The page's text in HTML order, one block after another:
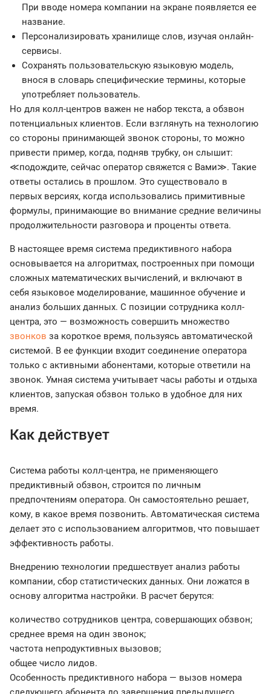
При вводе номера компании на экране появляется ее
название.
Персонализировать хранилище слов, изучая онлайн-
сервисы.
Сохранять пользовательскую языковую модель,
внося в словарь специфические термины, которые
употребляет пользователь.
Но для колл-центров важен не набор текста, а обзвон
потенциальных клиентов. Если взглянуть на технологию
со стороны принимающей звонок стороны, то можно
привести пример, когда, подняв трубку, он слышит:
≪подождите, сейчас оператор свяжется с Вами≫. Такие
ответы остались в прошлом. Это существовало в
первых версиях, когда использовались примитивные
формулы, принимающие во внимание средние величины
продолжительности разговора и проценты ответа.
В настоящее время система предиктивного набора
основывается на алгоритмах, построенных при помощи
сложных математических вычислений, и включают в
себя языковое моделирование, машинное обучение и
анализ больших данных. С позиции сотрудника колл-
центра, это — возможность совершить множество
звонков за короткое время, пользуясь автоматической
системой. В ее функции входит соединение оператора
только с активными абонентами, которые ответили на
звонок. Умная система учитывает часы работы и отдыха
клиентов, запуская обзвон только в удобное для них
время.
Как действует
Система работы колл-центра, не применяющего
предиктивный обзвон, строится по личным
предпочтениям оператора. Он самостоятельно решает,
кому, в какое время позвонить. Автоматическая система
делает это с использованием алгоритмов, что повышает
эффективность работы.
Внедрению технологии предшествует анализ работы
компании, сбор статистических данных. Они ложатся в
основу алгоритма настройки. В расчет берутся:
количество сотрудников центра, совершающих обзвон;
среднее время на один звонок;
частота непродуктивных вызовов;
общее число лидов.
Особенность предиктивного набора — вызов номера